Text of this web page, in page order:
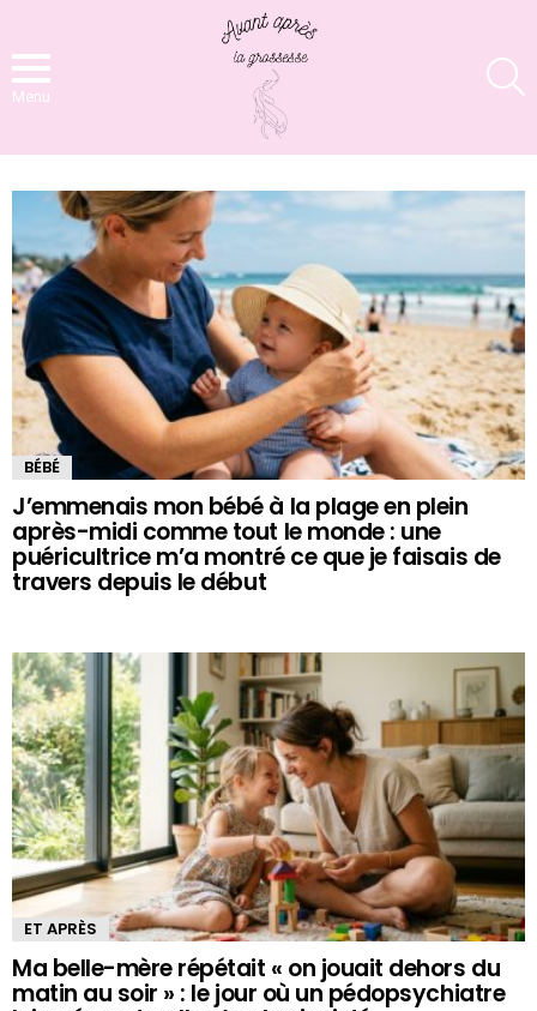
Menu
MORE
STORIES
BÉBÉ
J’emmenais mon bébé à la plage en plein
après-midi comme tout le monde : une
puéricultrice m’a montré ce que je faisais de
travers depuis le début
ET APRÈS
Ma belle-mère répétait « on jouait dehors du
matin au soir » : le jour où un pédopsychiatre